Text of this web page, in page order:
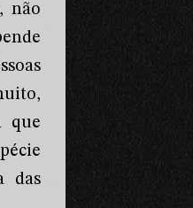
não
que
das